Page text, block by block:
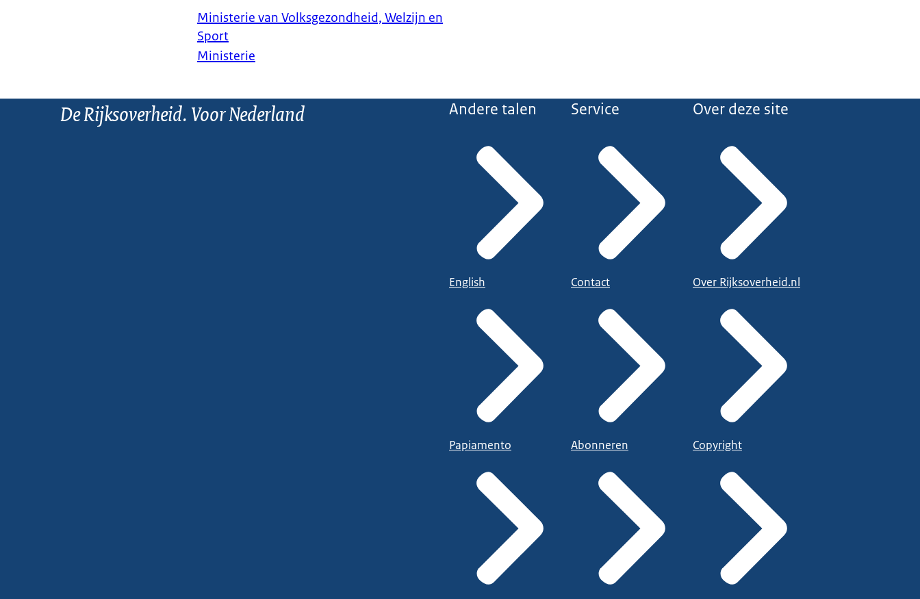
Ministerie van Volksgezondheid, Welzijn en
Sport
Ministerie
De Rijksoverheid. Voor Nederland Andere talen
English
Papiamento
Service
Contact
Abonneren
Over deze site
Over Rijksoverheid.nl
Copyright